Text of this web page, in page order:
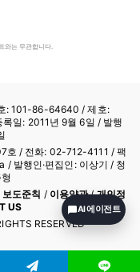
와는 무관합니다.
: 101-86-64640 / 제호:
일: 2011년 9월 6일 / 발행
호 / 전화: 02-712-4111 / 팩
발행인·편집인: 이상기 / 청
도준칙 / 이용약관/개인정
US
RESERVED
AI 에이전트